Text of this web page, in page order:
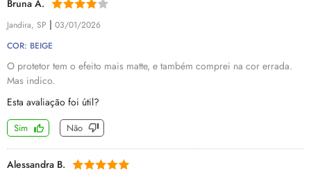
Bruna A.
Jandira, SP | 03/01/2026
COR: BEIGE
O protetor tem o efeito mais matte, e também comprei na cor errada.
Mas indico.
Esta avaliação foi útil?
Sim Não
Alessandra B.